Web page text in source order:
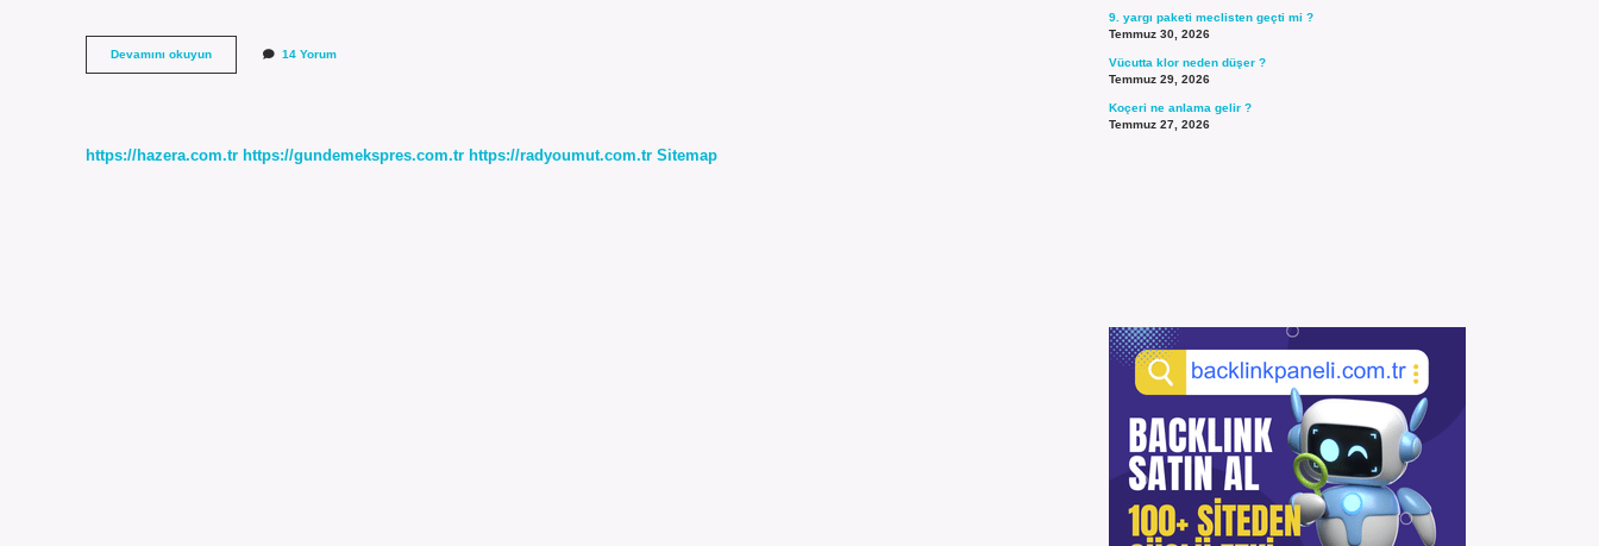
Devamını okuyunTürkiyenin
Devlet
14 Yorum
https://hazera.com.tr https://gundemekspres.com.tr https://radyoumut.com.tr Sitemap
9. yargı paketi meclisten geçti mi ?
Temmuz 30, 2026
Vücutta klor neden düşer ?
Temmuz 29, 2026
Koçeri ne anlama gelir ?
Temmuz 27, 2026